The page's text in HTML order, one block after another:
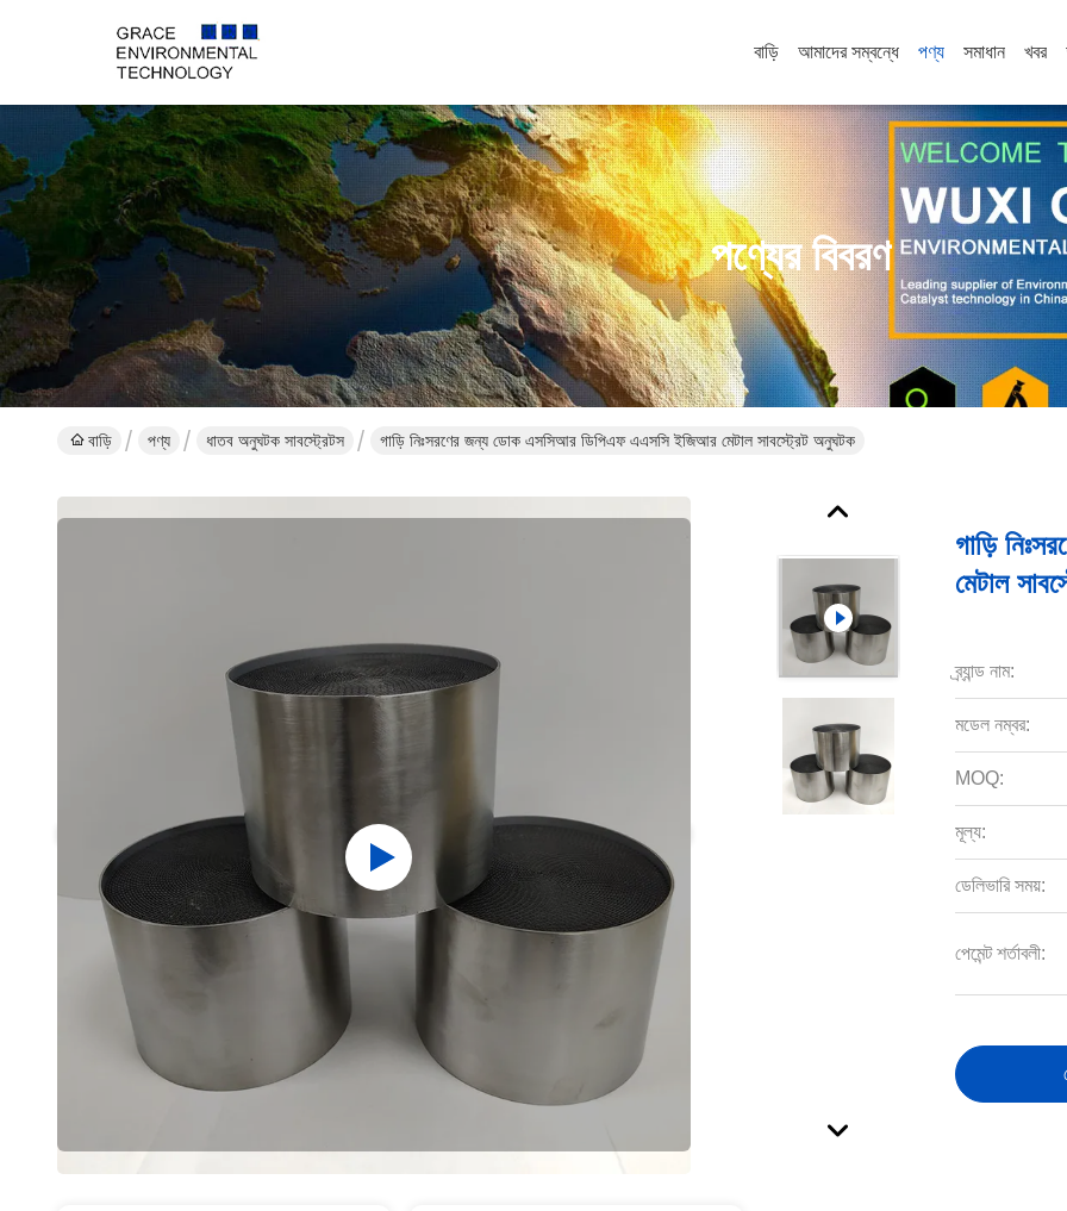
বাড়ি আমাদের সম্বন্ধে পণ্য সমাধান খবর
পণ্যের বিবরণ
বাড়ি পণ্য ধাতব অনুঘটক সাবস্ট্রেটস গাড়ি নিঃসরণের জন্য ডোক এসসিআর ডিপিএফ এএসসি ইজিআর মেটাল সাবস্ট্রেট অনুঘটক
গাড়ি
মেটাল
ব্র্যান্ড নাম:
মডেল নম্বর:
MOQ:
মূল্য:
ডেলিভারি সময়:
পেমেন্ট শর্তাবলী: